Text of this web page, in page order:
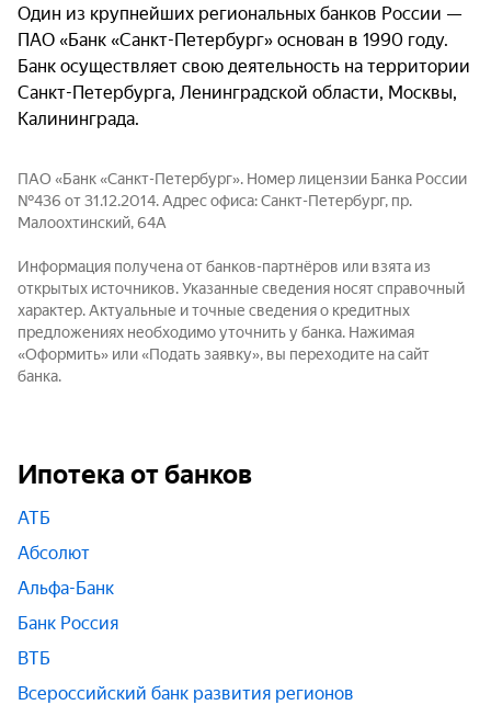
Один из крупнейших региональных банков России —
ПАО «Банк «Санкт-Петербург» основан в 1990 году.
Банк осуществляет свою деятельность на территории
Санкт-Петербурга, Ленинградской области, Москвы,
Калининграда.
ПАО «Банк «Санкт-Петербург». Номер лицензии Банка России
№436 от 31.12.2014. Адрес офиса: Санкт-Петербург, пр.
Малоохтинский, 64А
Информация получена от банков-партнёров или взята из
открытых источников. Указанные сведения носят справочный
характер. Актуальные и точные сведения о кредитных
предложениях необходимо уточнить у банка. Нажимая
«Оформить» или «Подать заявку», вы переходите на сайт
банка.
Ипотека от банков
АТБ
Абсолют
Альфа-Банк
Банк Россия
ВТБ
Всероссийский банк развития регионов